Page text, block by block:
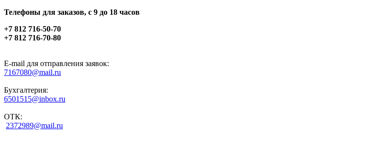
Телефоны для заказов, c 9 до 18 часов
+7 812 716-50-70
+7 812 716-70-80
E-mail для отправления заявок:
7167080@mail.ru
Бухгалтерия:
6501515@inbox.ru
ОТК:
2372989@mail.ru